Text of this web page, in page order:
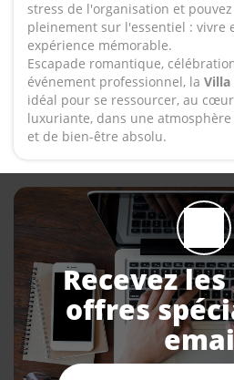
stress de l'organisation et
pleinement sur l'essentiel : vivre
expérience mémorable.
Escapade romantique,
événement professionnel, la Villa
idéal pour se ressourcer, au
luxuriante, dans une
et de bien-être absolu.
Recevez
offres